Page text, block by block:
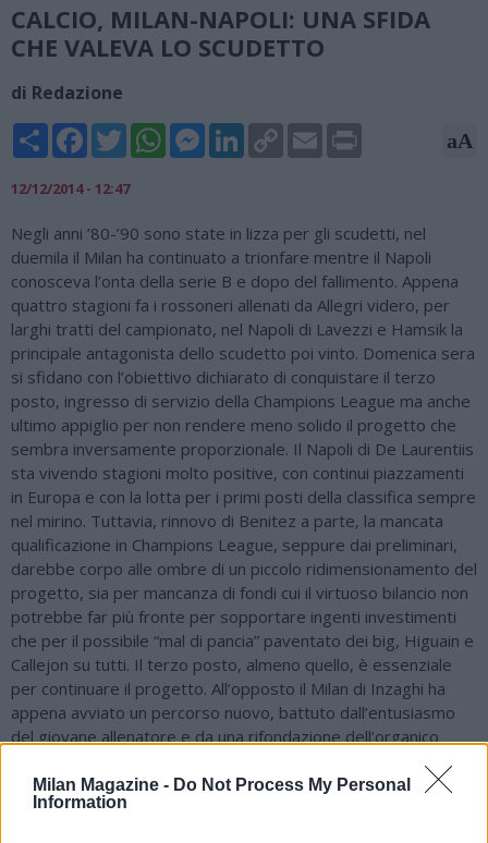
Milan Magazine - Do Not Process My Personal
Information
CALCIO, MILAN-NAPOLI: UNA SFIDA
CHE VALEVA LO SCUDETTO
di Redazione
Share FacebookTwitterWhatsAppMessengerLinkedInCopy
Link
Email aA
12/12/2014 - 12:47
Negli anni ’80-’90 sono state in lizza per gli scudetti, nel
duemila il Milan ha continuato a trionfare mentre il Napoli
conosceva l’onta della serie B e dopo del fallimento. Appena
quattro stagioni fa i rossoneri allenati da Allegri videro, per
larghi tratti del campionato, nel Napoli di Lavezzi e Hamsik la
principale antagonista dello scudetto poi vinto. Domenica sera
si sfidano con l’obiettivo dichiarato di conquistare il terzo
posto, ingresso di servizio della Champions League ma anche
ultimo appiglio per non rendere meno solido il progetto che
sembra inversamente proporzionale. Il Napoli di De Laurentiis
sta vivendo stagioni molto positive, con continui piazzamenti
in Europa e con la lotta per i primi posti della classifica sempre
nel mirino. Tuttavia, rinnovo di Benitez a parte, la mancata
qualificazione in Champions League, seppure dai preliminari,
darebbe corpo alle ombre di un piccolo ridimensionamento del
progetto, sia per mancanza di fondi cui il virtuoso bilancio non
potrebbe far più fronte per sopportare ingenti investimenti
che per il possibile “mal di pancia” paventato dei big, Higuain e
Callejon su tutti. Il terzo posto, almeno quello, è essenziale
per continuare il progetto. All’opposto il Milan di Inzaghi ha
appena avviato un percorso nuovo, battuto dall’entusiasmo
del giovane allenatore e da una rifondazione dell’organico
secche e degli stipendi pesanti. Il terzo posto per il Milan
significherebbe dare un impulso determinante per condurre